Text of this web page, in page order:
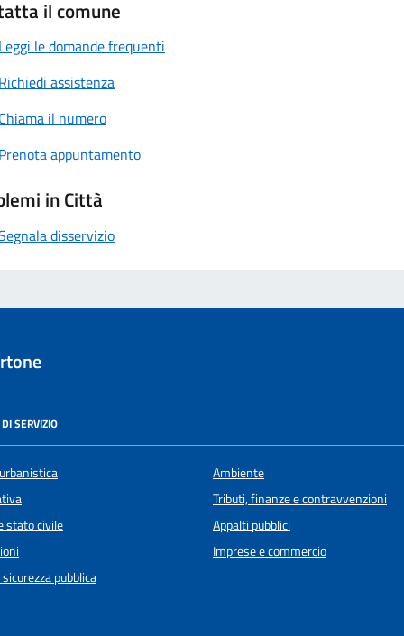
il comune
Leggi le domande frequenti
Richiedi assistenza
Chiama il numero
Prenota appuntamento
in Città
disservizio
SERVIZIO
stato civile
pubblica
Ambiente
Tributi, finanze e contravvenzioni
Appalti pubblici
Imprese e commercio